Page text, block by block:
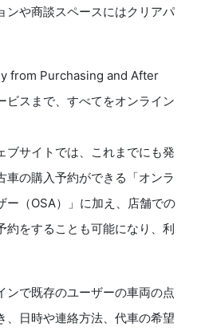
ンや商談スペースにはクリアパ
from Purchasing and After
ビスまで、すべてをオンライン
ブサイトでは、これまでにも発
車の購入予約ができる「オンラ
ー（OSA）」に加え、店舗での
をすることも可能になり、利
ンで既存のユーザーの車両の点
、日時や連絡方法、代車の希望